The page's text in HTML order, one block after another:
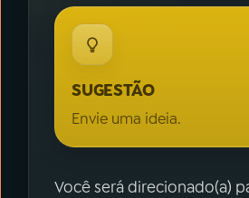
SUGESTÃO
Envie uma ideia.
Você será direcionado(a)